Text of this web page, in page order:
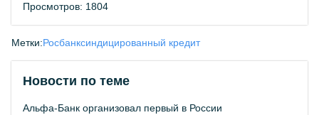
Просмотров: 1804
Метки:Росбанксиндицированный кредит
Новости по теме
Альфа-Банк организовал первый в России